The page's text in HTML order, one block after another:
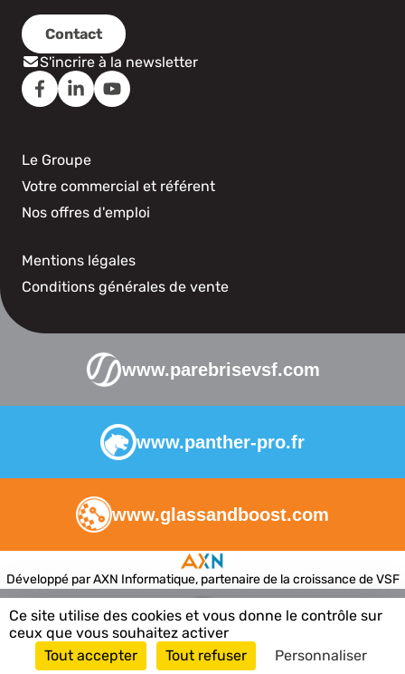
Contact
S'incrire à la newsletter
Le Groupe
Votre commercial et référent
Nos offres d'emploi
Mentions légales
Conditions générales de vente
www.parebrisevsf.com
www.panther-pro.fr
www.glassandboost.com
Développé par AXN Informatique, partenaire de la croissance de VSF
Ce site utilise des cookies et vous donne le contrôle sur
ceux que vous souhaitez activer
Tout accepter
Tout refuser Personnaliser